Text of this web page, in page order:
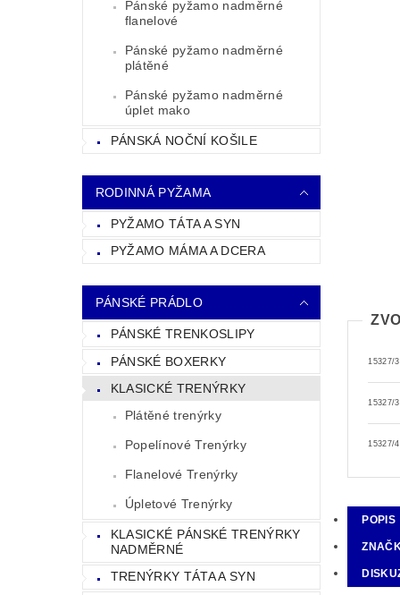
Pánské pyžamo nadměrné
flanelové
Pánské pyžamo nadměrné
plátěné
Pánské pyžamo nadměrné
úplet mako
PÁNSKÁ NOČNÍ KOŠILE
RODINNÁ PYŽAMA
PYŽAMO TÁTA A SYN
PYŽAMO MÁMA A DCERA
PÁNSKÉ PRÁDLO
PÁNSKÉ TRENKOSLIPY
PÁNSKÉ BOXERKY
KLASICKÉ TRENÝRKY
Plátěné trenýrky
Popelínové Trenýrky
Flanelové Trenýrky
Úpletové Trenýrky
KLASICKÉ PÁNSKÉ TRENÝRKY
NADMĚRNÉ
TRENÝRKY TÁTA A SYN
15327/
15327/
15327/
POPIS